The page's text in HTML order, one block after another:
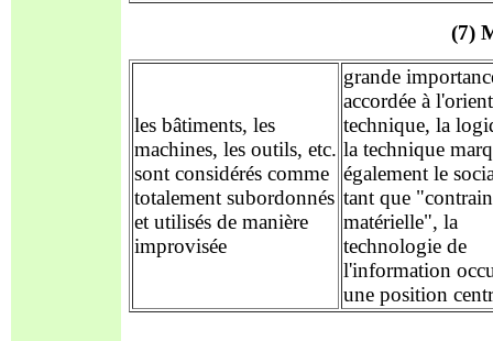
(7)
les bâtiments, les
machines, les outils, etc.
sont considérés comme
totalement subordonnés
et utilisés de manière
improvisée
grande
accordée à
technique, la
la technique
également le
tant que
matérielle", la
technologie de
l'information
une position